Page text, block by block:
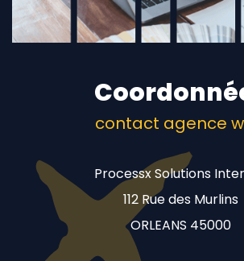
contact agence
Processx Solutions
112 Rue des Murlins
ORLEANS 45000